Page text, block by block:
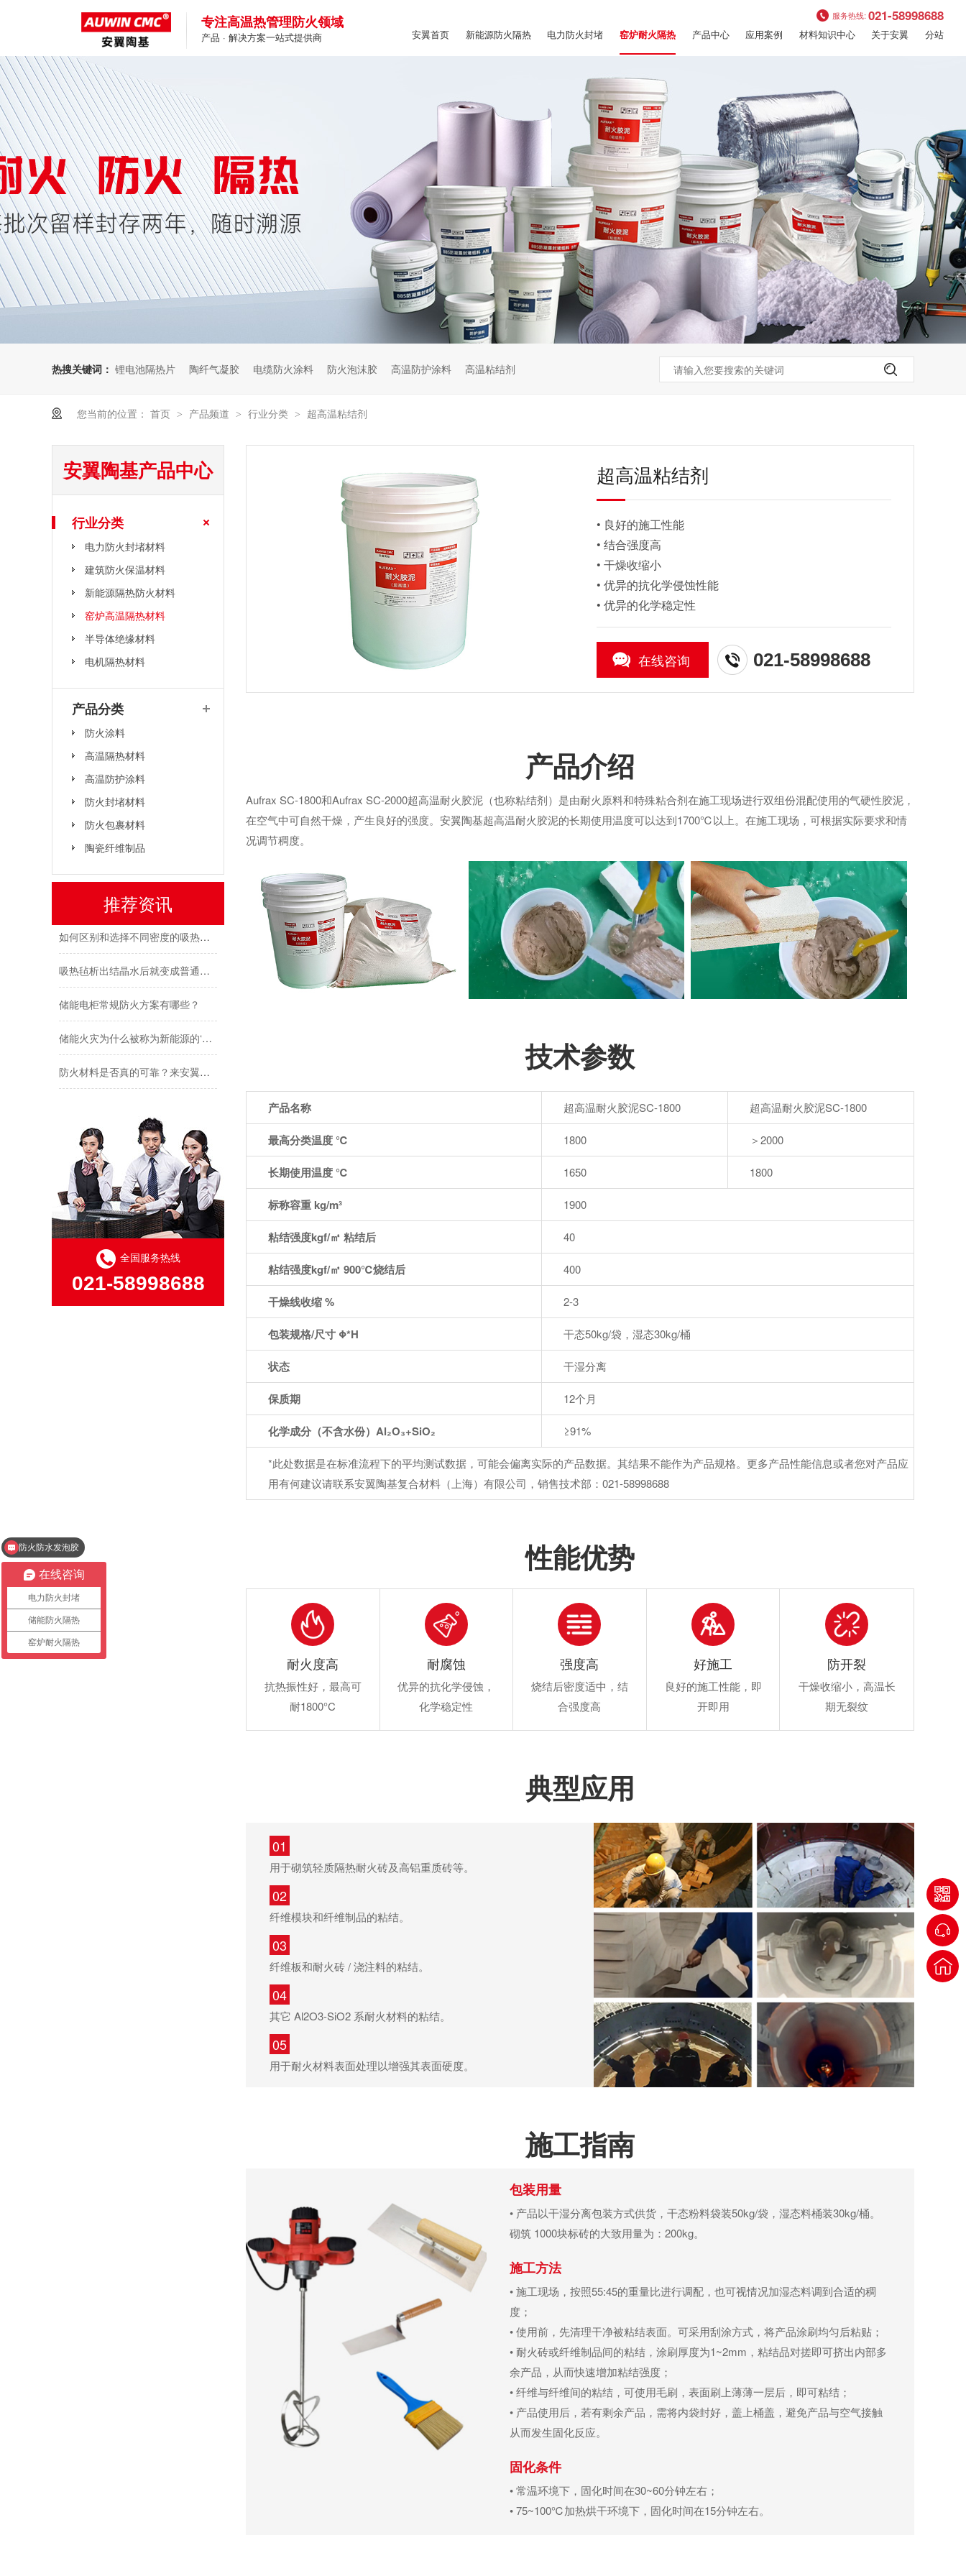
专注高温热管理防火领域
产品 · 解决方案一站式提供商
服务热线:021-58998688
安翼首页 新能源防火隔热 电力防火封堵 窑炉耐火隔热 产品中心 应用案例 材料知识中心 关于安翼 分站
热搜关键词： 锂电池隔热片 陶纤气凝胶 电缆防火涂料 防火泡沫胶 高温防护涂料 高温粘结剂
您当前的位置： 首页 > 产品频道 > 行业分类 > 超高温粘结剂
超高温粘结剂
• 良好的施工性能
• 结合强度高
• 干燥收缩小
• 优异的抗化学侵蚀性能
• 优异的化学稳定性
在线咨询 021-58998688
产品介绍
Aufrax SC-1800和Aufrax SC-2000超高温耐火胶泥（也称粘结剂）是由耐火原料和特殊粘合剂在施工现场进行双组份混配使用的气硬性胶泥，
在空气中可自然干燥，产生良好的强度。安翼陶基超高温耐火胶泥的长期使用温度可以达到1700℃以上。在施工现场，可根据实际要求和情
况调节稠度。
技术参数
产品名称 超高温耐火胶泥SC-1800 超高温耐火胶泥SC-1800
最高分类温度 ℃ 1800 ＞2000
长期使用温度 ℃ 1650 1800
标称容重 kg/m³ 1900
粘结强度kgf/㎡ 粘结后 40
粘结强度kgf/㎡ 900℃烧结后 400
干燥线收缩 % 2-3
包装规格/尺寸 Φ*H 干态50kg/袋，湿态30kg/桶
状态 干湿分离
保质期 12个月
化学成分（不含水份）Al₂O₃+SiO₂ ≥91%
*此处数据是在标准流程下的平均测试数据，可能会偏离实际的产品数据。其结果不能作为产品规格。更多产品性能信息或者您对产品应
用有何建议请联系安翼陶基复合材料（上海）有限公司，销售技术部：021-58998688
性能优势
耐火度高
抗热振性好，最高可
耐1800°C
耐腐蚀
优异的抗化学侵蚀，
化学稳定性
强度高
烧结后密度适中，结
合强度高
好施工
良好的施工性能，即
开即用
防开裂
干燥收缩小，高温长
期无裂纹
典型应用
01
用于砌筑轻质隔热耐火砖及高铝重质砖等。
02
纤维模块和纤维制品的粘结。
03
纤维板和耐火砖 / 浇注料的粘结。
04
其它 Al2O3-SiO2 系耐火材料的粘结。
05
用于耐火材料表面处理以增强其表面硬度。
施工指南
包装用量
• 产品以干湿分离包装方式供货，干态粉料袋装50kg/袋，湿态料桶装30kg/桶。
砌筑 1000块标砖的大致用量为：200kg。
施工方法
• 施工现场，按照55:45的重量比进行调配，也可视情况加湿态料调到合适的稠
度；
• 使用前，先清理干净被粘结表面。可采用刮涂方式，将产品涂刷均匀后粘贴；
• 耐火砖或纤维制品间的粘结，涂刷厚度为1~2mm，粘结品对搓即可挤出内部多
余产品，从而快速增加粘结强度；
• 纤维与纤维间的粘结，可使用毛刷，表面刷上薄薄一层后，即可粘结；
• 产品使用后，若有剩余产品，需将内袋封好，盖上桶盖，避免产品与空气接触
从而发生固化反应。
固化条件
• 常温环境下，固化时间在30~60分钟左右；
• 75~100℃加热烘干环境下，固化时间在15分钟左右。
安翼陶基产品中心
行业分类
电力防火封堵材料
建筑防火保温材料
新能源隔热防火材料
窑炉高温隔热材料
半导体绝缘材料
电机隔热材料
产品分类
防火涂料
高温隔热材料
高温防护涂料
防火封堵材料
防火包裹材料
陶瓷纤维制品
推荐资讯
如何区别和选择不同密度的吸热毡？
吸热毡析出结晶水后就变成普通陶瓷毡了吗？
储能电柜常规防火方案有哪些？
储能火灾为什么被称为新能源的‘最难题’？
防火材料是否真的可靠？来安翼实验室，眼见为实
安翼陶基这块“安全拼图”不简单！ | 溪“新”对话⑫
安翼陶基受邀出席全国能源化学学术会议——共话储能安全新方案
安翼陶基荣获IATF16949认证，双基地布局护航新能源汽车安全
相比传统防火保护方式，为什么吸热毡备受追捧？
全国服务热线
021-58998688
在线咨询
电力防火封堵
储能防火隔热
窑炉耐火隔热
高温窑炉耐火材料